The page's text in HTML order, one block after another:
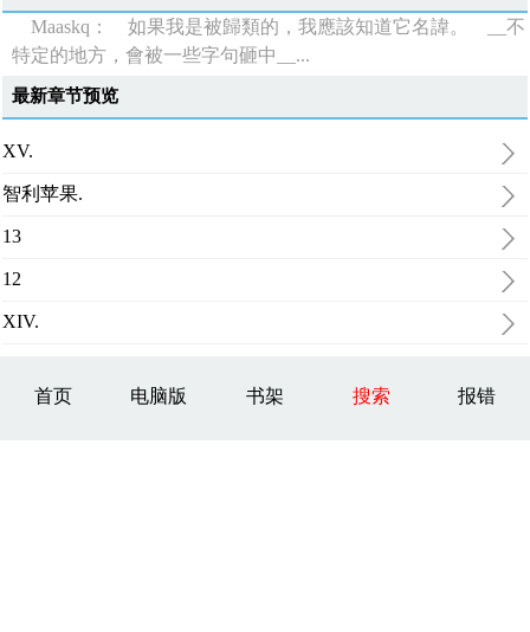
Maaskq： 如果我是被歸類的，我應該知道它名諱。 __不
特定的地方，會被一些字句砸中__...
最新章节预览
XV.
智利苹果.
13
12
XIV.
首页 电脑版 书架 搜索 报错